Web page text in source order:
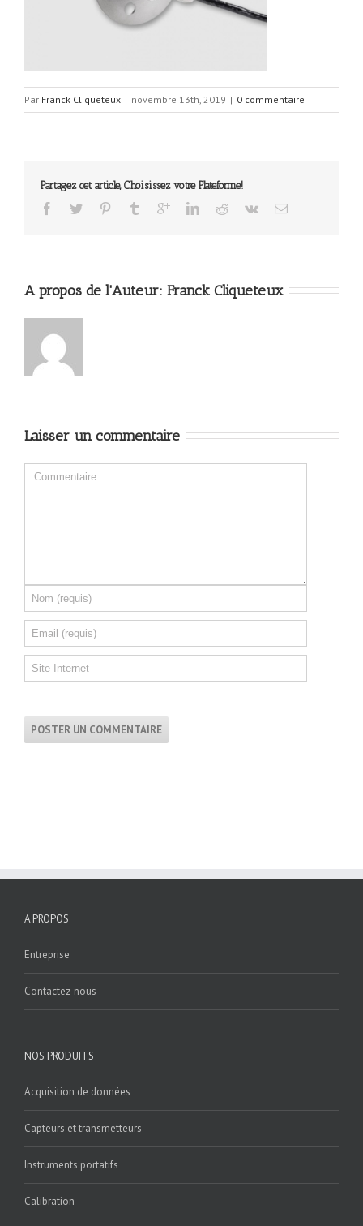
Par Franck Cliqueteux | novembre 13th, 2019 | 0 commentaire
Partagez cet article, Choisissez votre Plateforme!
A propos de l'Auteur: Franck Cliqueteux
Laisser un commentaire
A PROPOS
Entreprise
Contactez-nous
NOS PRODUITS
Acquisition de données
Capteurs et transmetteurs
Instruments portatifs
Calibration